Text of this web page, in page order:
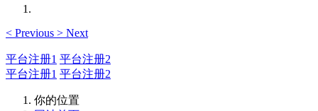
< Previous > Next
平台注册1 平台注册2
平台注册1 平台注册2
你的位置